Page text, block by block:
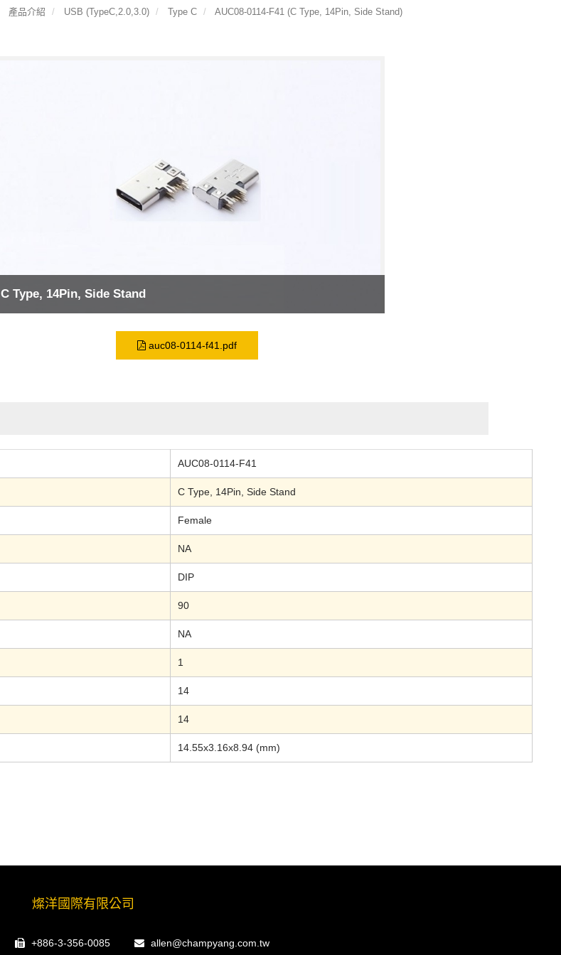
產品介紹 USB (TypeC,2.0,3.0) Type C AUC08-0114-F41 (C Type, 14Pin, Side Stand)
C Type, 14Pin, Side Stand
auc08-0114-f41.pdf
AUC08-0114-F41
C Type, 14Pin, Side Stand
Female
NA
DIP
90
NA
1
14
14
14.55x3.16x8.94 (mm)
燦洋國際有限公司
+886-3-356-0085 allen@champyang.com.tw